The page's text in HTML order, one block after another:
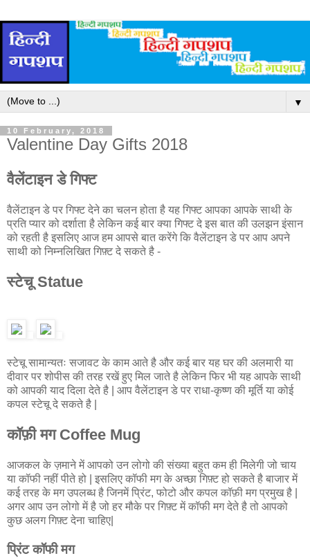
▼
10 February, 2018
Valentine Day Gifts 2018
वैलेंटाइन डे गिफ्ट
वैलेंटाइन डे पर गिफ्ट देने का चलन होता है यह गिफ्ट आपका आपके साथी के
प्रति प्यार को दर्शाता है लेकिन कई बार क्या गिफ्ट दे इस बात की उलझन इंसान
को रहती है इसलिए आज हम आपसे बात करेंगे कि वैलेंटाइन डे पर आप अपने
साथी को निम्नलिखित गिफ़्ट दे सकते है -
स्टेचू Statue
स्टेचू सामान्यतः सजावट के काम आते है और कई बार यह घर की अलमारी या
दीवार पर शोपीस की तरह रखें हुए मिल जाते है लेकिन फिर भी यह आपके साथी
को आपकी याद दिला देते है | आप वैलेंटाइन डे पर राधा-कृष्ण की मूर्ति या कोई
कपल स्टेचू दे सकते है |
कॉफ़ी मग Coffee Mug
आजकल के ज़माने में आपको उन लोगो की संख्या बहुत कम ही मिलेगी जो चाय
या कॉफी नहीं पीते हो | इसलिए कॉफी मग के अच्छा गिफ़्ट हो सकते है बाजार में
कई तरह के मग उपलब्ध है जिनमें प्रिंट, फोटो और कपल कॉफ़ी मग प्रमुख है |
अगर आप उन लोगो में है जो हर मौके पर गिफ़्ट में कॉफी मग देते है तो आपको
कुछ अलग गिफ़्ट देना चाहिए|
प्रिंट कॉफी मग